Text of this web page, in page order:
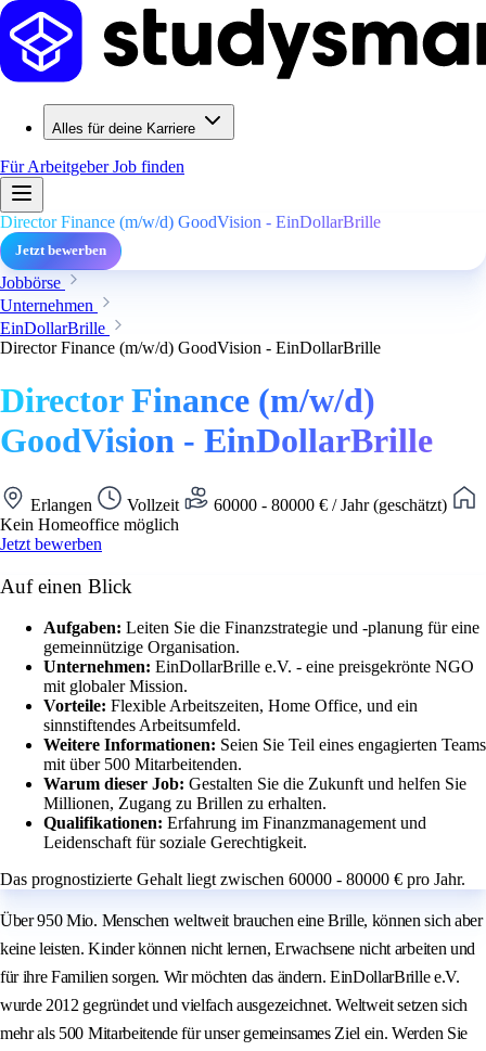
Alles für deine Karriere
Für ArbeitgeberJob finden
Director Finance (m/w/d) GoodVision - EinDollarBrille
Jetzt bewerben
Jobbörse
Unternehmen
EinDollarBrille
Director Finance (m/w/d) GoodVision - EinDollarBrille
Director Finance (m/w/d)
GoodVision - EinDollarBrille
Erlangen Vollzeit
60000 - 80000 € / Jahr (geschätzt)
Kein Homeoffice möglich
Jetzt bewerben
Auf einen Blick
Aufgaben: Leiten Sie die Finanzstrategie und -planung für eine
gemeinnützige Organisation.
Unternehmen: EinDollarBrille e.V. - eine preisgekrönte NGO
mit globaler Mission.
Vorteile: Flexible Arbeitszeiten, Home Office, und ein
sinnstiftendes Arbeitsumfeld.
Weitere Informationen: Seien Sie Teil eines engagierten Teams
mit über 500 Mitarbeitenden.
Warum dieser Job: Gestalten Sie die Zukunft und helfen Sie
Millionen, Zugang zu Brillen zu erhalten.
Qualifikationen: Erfahrung im Finanzmanagement und
Leidenschaft für soziale Gerechtigkeit.
Das prognostizierte Gehalt liegt zwischen 60000 - 80000 € pro Jahr.
Über 950 Mio. Menschen weltweit brauchen eine Brille, können sich aber
keine leisten. Kinder können nicht lernen, Erwachsene nicht arbeiten und
für ihre Familien sorgen. Wir möchten das ändern. EinDollarBrille e.V.
wurde 2012 gegründet und vielfach ausgezeichnet. Weltweit setzen sich
mehr als 500 Mitarbeitende für unser gemeinsames Ziel ein. Werden Sie